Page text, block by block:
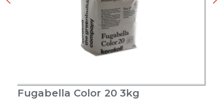
Fugabella Color 20 3kg